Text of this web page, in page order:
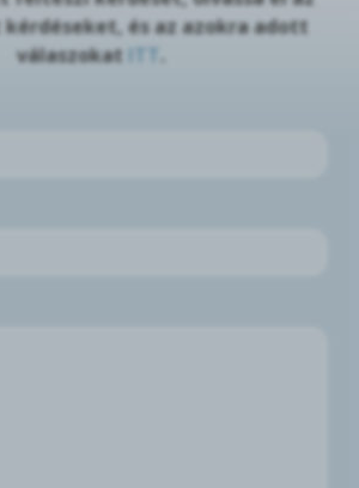
és az azokra adott
válaszokat
ITT